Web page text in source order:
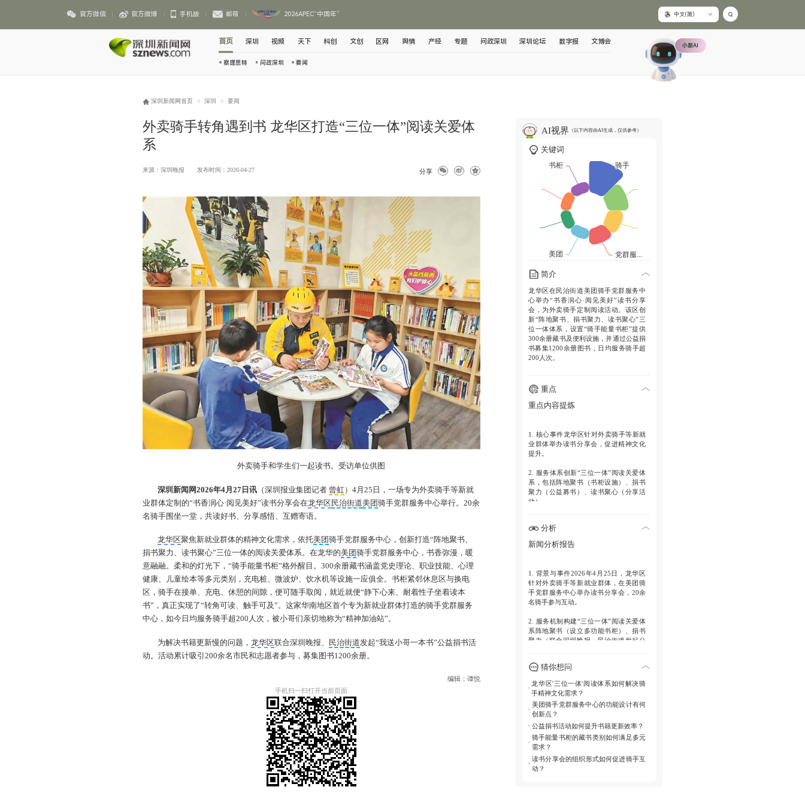
官方微信 官方微博 手机版 邮箱 2026APEC“中国年” 中文(简)
首页
察理思特 问政深圳 要闻
深圳 视频 天下 科创 文创 区网 舆情 产经 专题 问政深圳 深圳论坛 数字报 文博会 小新AI
深圳新闻网首页 > 深圳 > 要闻
外卖骑手转角遇到书 龙华区打造“三位一体”阅读关爱体
系
来源：深圳晚报 发布时间：2026-04-27 分享
外卖骑手和学生们一起读书。受访单位供图
深圳新闻网2026年4月27日讯 （深圳报业集团记者 曾虹）4月25日，一场专为外卖骑手等新就
业群体定制的“书香润心·阅见美好”读书分享会在龙华区民治街道美团骑手党群服务中心举行。20余
名骑手围坐一堂，共读好书、分享感悟、互赠寄语。
龙华区聚焦新就业群体的精神文化需求，依托美团骑手党群服务中心，创新打造“阵地聚书、
捐书聚力、读书聚心”三位一体的阅读关爱体系。在龙华的美团骑手党群服务中心，书香弥漫，暖
意融融。柔和的灯光下，“骑手能量书柜”格外醒目。300余册藏书涵盖党史理论、职业技能、心理
健康、儿童绘本等多元类别，充电桩、微波炉、饮水机等设施一应俱全。书柜紧邻休息区与换电
区，骑手在接单、充电、休憩的间隙，便可随手取阅，就近就便“静下心来、耐着性子坐着读本
书”，真正实现了“转角可读、触手可及”。这家华南地区首个专为新就业群体打造的骑手党群服务
中心，如今日均服务骑手超200人次，被小哥们亲切地称为“精神加油站”。
为解决书籍更新慢的问题，龙华区联合深圳晚报、 民治街道发起“我送小哥一本书”公益捐书活
动。活动累计吸引200余名市民和志愿者参与，募集图书1200余册。
编辑：谭悦
手机扫一扫打开当前页面
AI视界 （以下内容由AI生成，仅供参考）
关键词
简介
龙华区在民治街道美团骑手党群服务中
心举办“书香润心·阅见美好”读书分享
会，为外卖骑手定制阅读活动。该区创
新“阵地聚书、捐书聚力、读书聚心”三
位一体体系，设置“骑手能量书柜”提供
300余册藏书及便利设施，并通过公益捐
书募集1200余册图书，日均服务骑手超
200人次。
重点
重点内容提炼
1. 核心事件龙华区针对外卖骑手等新就
业群体举办读书分享会，促进精神文化
提升。
2. 服务体系创新“三位一体”阅读关爱体
系，包括阵地聚书（书柜设施）、捐书
聚力（公益募书）、读书聚心（分享活
动）。
华南首个专设场所，提供300余册多元藏
书及便利设施，实现“转角可读”。
起捐书活动，吸引200余名市民参与，强
化社区支持。
分析
新闻分析报告
1. 背景与事件2026年4月25日，龙华区
针对外卖骑手等新就业群体，在美团骑
手党群服务中心举办读书分享会，20余
名骑手参与互动。
2. 服务机制构建“三位一体”阅读关爱体
系阵地聚书（设立多功能书柜）、捐书
聚力（联合深圳晚报、民治街道发起公
首个专设场所，藏书涵盖党史、技能、
心理等类别，配备充电桩等设施，实
现“转角可读”。
4.成效与数据中心日均服务骑手超200人
次；捐书活动吸引200余名市民参与，募
集图书1200余册，解决书籍更新问题。
猜你想问
龙华区'三位一体'阅读体系如何解决骑
手精神文化需求？
美团骑手党群服务中心的功能设计有何
创新点？
公益捐书活动如何提升书籍更新效率？
骑手能量书柜的藏书类别如何满足多元
需求？
读书分享会的组织形式如何促进骑手互
动？